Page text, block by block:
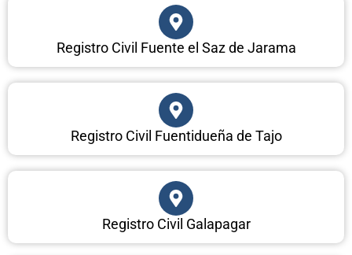
Registro Civil Fuente el Saz de Jarama
Registro Civil Fuentidueña de Tajo
Registro Civil Galapagar